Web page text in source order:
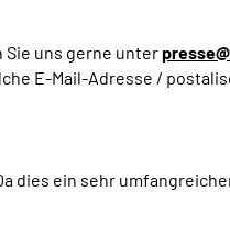
uns gerne unter
E-Mail-Adresse /
dies ein sehr